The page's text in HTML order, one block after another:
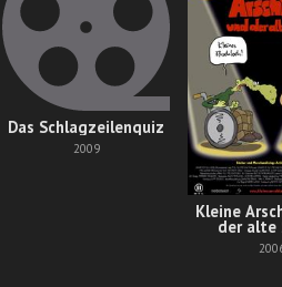
Das Schlagzeilenquiz
2009
Kleine
der alte
Sterben ist